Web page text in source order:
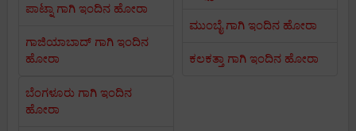
ಪಾಟ್ನಾ ಗಾಗಿ ಇಂದಿನ ಹೋರಾ
ಗಾಜಿಯಾಬಾದ್ ಗಾಗಿ ಇಂದಿನ
ಹೋರಾ
ಮುಂಬೈ ಗಾಗಿ ಇಂದಿನ ಹೋರಾ
ಕಲಕತ್ತಾ ಗಾಗಿ ಇಂದಿನ ಹೋರಾ
ಬೆಂಗಳೂರು ಗಾಗಿ ಇಂದಿನ
ಹೋರಾ